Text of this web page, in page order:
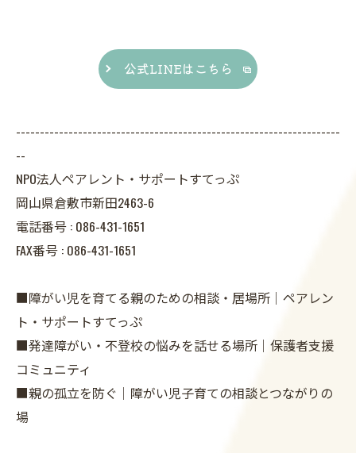
公式LINEはこちら
--------------------------------------------------------------------
--
NPO法人ペアレント・サポートすてっぷ
岡山県倉敷市新田2463-6
電話番号 : 086-431-1651
FAX番号 : 086-431-1651
■障がい児を育てる親のための相談・居場所｜ペアレン
ト・サポートすてっぷ
■発達障がい・不登校の悩みを話せる場所｜保護者支援
コミュニティ
■親の孤立を防ぐ｜障がい児子育ての相談とつながりの
場